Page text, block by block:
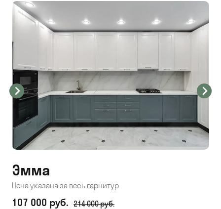
Эмма
Цена указана за весь гарнитур
107 000 руб. 214 000 руб.